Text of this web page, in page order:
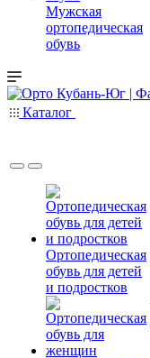
Мужская
ортопедическая
обувь
Каталог
Ортопедическая
обувь для детей
и подростков